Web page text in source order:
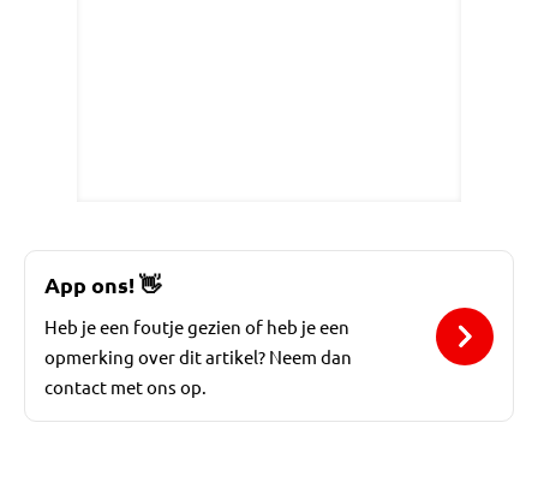
App ons!👋
Heb je een foutje gezien of heb je een
opmerking over dit artikel? Neem dan
contact met ons op.